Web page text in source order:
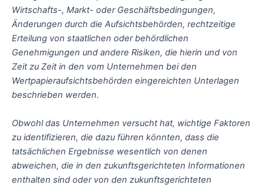
Wirtschafts-, Markt- oder Geschäftsbedingungen,
Änderungen durch die Aufsichtsbehörden, rechtzeitige
Erteilung von staatlichen oder behördlichen
Genehmigungen und andere Risiken, die hierin und von
Zeit zu Zeit in den vom Unternehmen bei den
Wertpapieraufsichtsbehörden eingereichten Unterlagen
beschrieben werden.
Obwohl das Unternehmen versucht hat, wichtige Faktoren
zu identifizieren, die dazu führen könnten, dass die
tatsächlichen Ergebnisse wesentlich von denen
abweichen, die in den zukunftsgerichteten Informationen
enthalten sind oder von den zukunftsgerichteten